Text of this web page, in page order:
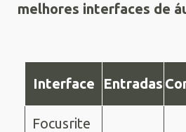
melhores interfaces de
Interface Entradas
Focusrite